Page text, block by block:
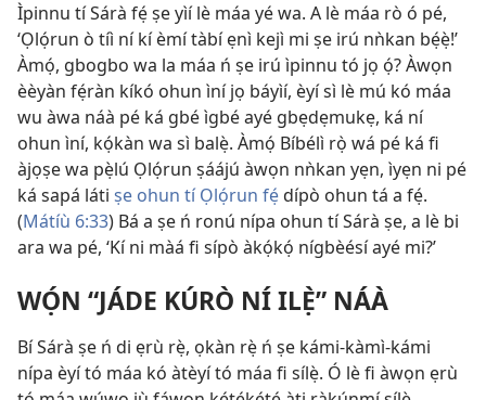
Ìpinnu tí Sárà fẹ́ ṣe yìí lè máa yé wa. A lè máa rò ó pé,
‘Ọlọ́run ò tíì ní kí èmí tàbí ẹnì kejì mi ṣe irú nǹkan bẹ́ẹ̀!’
Àmọ́, gbogbo wa la máa ń ṣe irú ìpinnu tó jọ ọ́? Àwọn
èèyàn fẹ́ràn kíkó ohun ìní jọ báyìí, èyí sì lè mú kó máa
wu àwa náà pé ká gbé ìgbé ayé gbẹdẹmukẹ, ká ní
ohun ìní, kọ́kàn wa sì balẹ̀. Àmọ́ Bíbélì rọ̀ wá pé ká fi
àjọṣe wa pẹ̀lú Ọlọ́run ṣáájú àwọn nǹkan yẹn, ìyẹn ni pé
ká sapá láti ṣe ohun tí Ọlọ́run fẹ́dípò ohun tá a fẹ́.
(Mátíù 6:33) Bá a ṣe ń ronú nípa ohun tí Sárà ṣe, a lè bi
ara wa pé, ‘Kí ni màá fi sípò àkọ́kọ́ nígbèésí ayé mi?’
WỌ́N “JÁDE KÚRÒ NÍ ILẸ̀” NÁÀ
Bí Sárà ṣe ń di ẹrù rẹ̀, ọkàn rẹ̀ ń ṣe kámi-kàmì-kámi
nípa èyí tó máa kó àtèyí tó máa fi sílẹ̀. Ó lè fi àwọn ẹrù